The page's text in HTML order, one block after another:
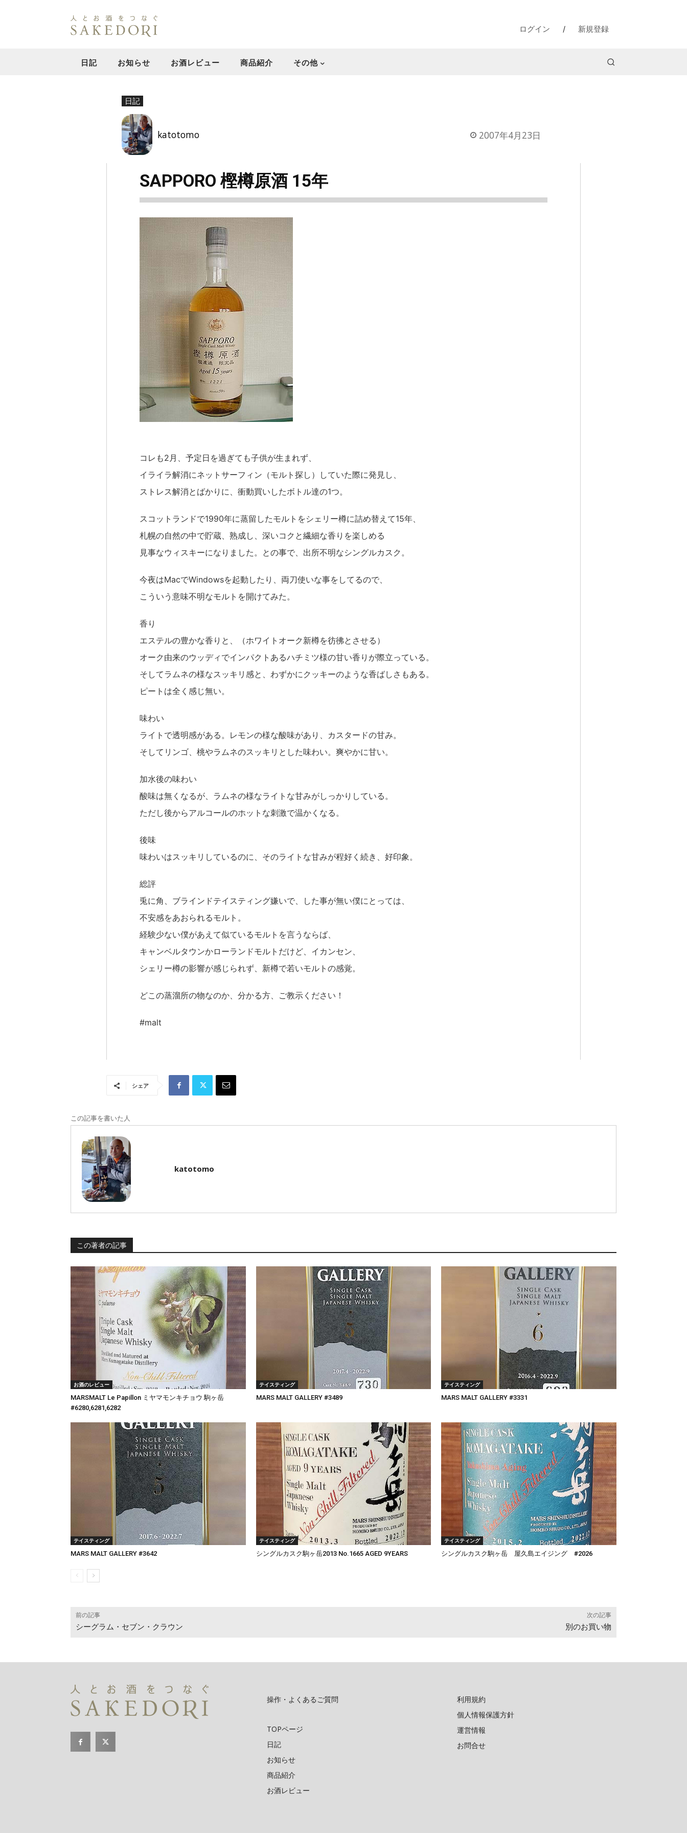
ログイン / 新規登録
日記 お知らせ お酒レビュー 商品紹介 その他
日記
katotomo 2007年4月23日
SAPPORO 樫樽原酒 15年
コレも2月、予定日を過ぎても子供が生まれず、
イライラ解消にネットサーフィン（モルト探し）していた際に発見し、
ストレス解消とばかりに、衝動買いしたボトル達の1つ。
スコットランドで1990年に蒸留したモルトをシェリー樽に詰め替えて15年、
札幌の自然の中で貯蔵、熟成し、深いコクと繊細な香りを楽しめる
見事なウィスキーになりました。との事で、出所不明なシングルカスク。
今夜はMacでWindowsを起動したり、両刀使いな事をしてるので、
こういう意味不明なモルトを開けてみた。
香り
エステルの豊かな香りと、（ホワイトオーク新樽を彷彿とさせる）
オーク由来のウッディでインパクトあるハチミツ様の甘い香りが際立っている。
そしてラムネの様なスッキリ感と、わずかにクッキーのような香ばしさもある。
ピートは全く感じ無い。
味わい
ライトで透明感がある。レモンの様な酸味があり、カスタードの甘み。
そしてリンゴ、桃やラムネのスッキリとした味わい。爽やかに甘い。
加水後の味わい
酸味は無くなるが、ラムネの様なライトな甘みがしっかりしている。
ただし後からアルコールのホットな刺激で温かくなる。
後味
味わいはスッキリしているのに、そのライトな甘みが程好く続き、好印象。
総評
兎に角、ブラインドテイスティング嫌いで、した事が無い僕にとっては、
不安感をあおられるモルト。
経験少ない僕があえて似ているモルトを言うならば、
キャンベルタウンかローランドモルトだけど、イカンセン、
シェリー樽の影響が感じられず、新樽で若いモルトの感覚。
どこの蒸溜所の物なのか、分かる方、ご教示ください！
#malt
シェア
この記事を書いた人
katotomo
この著者の記事
お酒のレビュー
MARSMALT Le Papillon ミヤマモンキチョウ 駒ヶ岳
#6280,6281,6282
テイスティング
MARS MALT GALLERY #3489
テイスティング
MARS MALT GALLERY #3331
テイスティング
MARS MALT GALLERY #3642
テイスティング
シングルカスク駒ヶ岳2013 No.1665 AGED 9YEARS
テイスティング
シングルカスク駒ヶ岳 屋久島エイジング #2026
前の記事
シーグラム・セブン・クラウン
次の記事
別のお買い物
操作・よくあるご質問
TOPページ
日記
お知らせ
商品紹介
お酒レビュー
利用規約
個人情報保護方針
運営情報
お問合せ